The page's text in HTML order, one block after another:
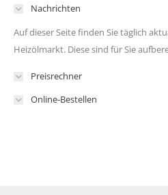
Nachrichten
Auf dieser Seite finden Sie täglich
Heizölmarkt. Diese sind für Sie
Preisrechner
Online-Bestellen